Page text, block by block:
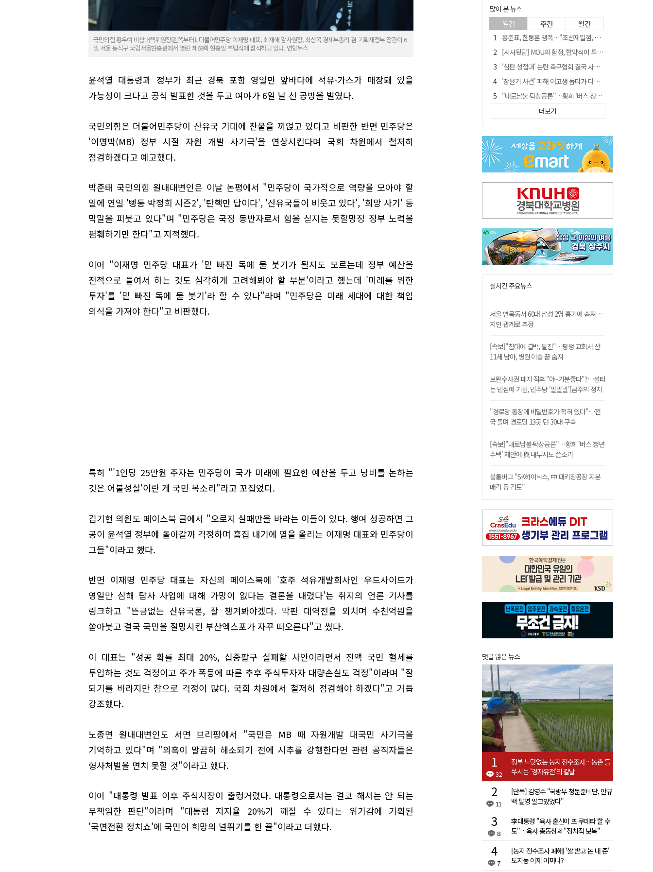
국민의힘 황우여 비상대책위원장(왼쪽부터), 더불어민주당 이재명 대표, 최재해 감사원장, 최상목 경제부총리 겸 기획재정부 장관이 6
일 서울 동작구 국립서울현충원에서 열린 제69회 현충일 추념식에 참석하고 있다. 연합뉴스
윤석열 대통령과 정부가 최근 경북 포항 영일만 앞바다에 석유·가스가 매장돼 있을
가능성이 크다고 공식 발표한 것을 두고 여야가 6일 날 선 공방을 벌였다.
국민의힘은 더불어민주당이 산유국 기대에 찬물을 끼얹고 있다고 비판한 반면 민주당은
'이명박(MB) 정부 시절 자원 개발 사기극'을 연상시킨다며 국회 차원에서 철저히
점검하겠다고 예고했다.
박준태 국민의힘 원내대변인은 이날 논평에서 "민주당이 국가적으로 역량을 모아야 할
일에 연일 '뻥통 박정희 시즌2', '탄핵만 답이다', '산유국들이 비웃고 있다', '희망 사기' 등
막말을 퍼붓고 있다"며 "민주당은 국정 동반자로서 힘을 싣지는 못할망정 정부 노력을
폄훼하기만 한다"고 지적했다.
이어 "이재명 민주당 대표가 '밑 빠진 독에 물 붓기가 될지도 모르는데 정부 예산을
전적으로 들여서 하는 것도 심각하게 고려해봐야 할 부분'이라고 했는데 '미래를 위한
투자'를 '밑 빠진 독에 물 붓기'라 할 수 있나"라며 "민주당은 미래 세대에 대한 책임
의식을 가져야 한다"고 비판했다.
특히 "'1인당 25만원 주자는 민주당이 국가 미래에 필요한 예산을 두고 낭비를 논하는
것은 어불성설'이란 게 국민 목소리"라고 꼬집었다.
김기현 의원도 페이스북 글에서 "오로지 실패만을 바라는 이들이 있다. 행여 성공하면 그
공이 윤석열 정부에 돌아갈까 걱정하며 흠집 내기에 열을 올리는 이재명 대표와 민주당이
그들"이라고 했다.
반면 이재명 민주당 대표는 자신의 페이스북에 '호주 석유개발회사인 우드사이드가
영일만 심해 탐사 사업에 대해 가망이 없다는 결론을 내렸다'는 취지의 언론 기사를
링크하고 "뜬금없는 산유국론, 잘 챙겨봐야겠다. 막판 대역전을 외치며 수천억원을
쏟아붓고 결국 국민을 절망시킨 부산엑스포가 자꾸 떠오른다"고 썼다.
이 대표는 "성공 확률 최대 20%, 십중팔구 실패할 사안이라면서 전액 국민 혈세를
투입하는 것도 걱정이고 주가 폭등에 따른 추후 주식투자자 대량손실도 걱정"이라며 "잘
되기를 바라지만 참으로 걱정이 많다. 국회 차원에서 철저히 점검해야 하겠다"고 거듭
강조했다.
노종면 원내대변인도 서면 브리핑에서 "국민은 MB 때 자원개발 대국민 사기극을
기억하고 있다"며 "의혹이 말끔히 해소되기 전에 시추를 강행한다면 관련 공직자들은
형사처벌을 면치 못할 것"이라고 했다.
이어 "대통령 발표 이후 주식시장이 출렁거렸다. 대통령으로서는 결코 해서는 안 되는
무책임한 판단"이라며 "대통령 지지율 20%가 깨질 수 있다는 위기감에 기획된
'국면전환 정치쇼'에 국민이 희망의 널뛰기를 한 꼴"이라고 더했다.
많이 본 뉴스
일간 주간 월간
홍준표, 한동훈 맹폭…"조선제일껌, 권력에 살고 권력에 죽었다"
[시사뒷담] MOU의 함정, 협약식이 투자 확정은 아니긴 해
'심판 성접대' 논란 축구협회 결국 사과…"깊이 반성, 쇄신하겠다"
'장윤기 사건' 피해 여고생 돕다가 다친 고교생, 의상자 인정
"내로남불·탁상공론"…황희 '버스 청년주택' 제안에 與 내부서도 쓴소리
"경로당 통장에 비밀번호가 적혀 있다"…전국 돌며 경로당 13곳 턴 30대 구속
예안향교 대성전, '국가지정 보물로 지정'
"침대에 결박, 탈진"…평생 교회서 산 11세 남아, 병원 이송 끝 숨져
거동 불편 모녀 덮친 새벽 화재…90대 어머니·60대 딸 숨져
더보기
실시간 주요뉴스
서울 면목동서 60대 남성 2명 흉기에 숨져…
지인 관계로 추정
[속보]"침대에 결박, 탈진"…평생 교회서 산
11세 남아, 병원 이송 끝 숨져
보완수사권 폐지 직후 "야~기분좋다"?…불타
는 민심에 기름, 민주당 '말말말'[금주의 정치
"경로당 통장에 비밀번호가 적혀 있다"…전
국 돌며 경로당 13곳 턴 30대 구속
[속보]"내로남불·탁상공론"…황희 '버스 청년
주택' 제안에 與 내부서도 쓴소리
블룸버그 "SK하이닉스, 中 패키징공장 지분
매각 등 검토"
댓글 많은 뉴스
32
정부 느닷없는 농지 전수조사…농촌 들
쑤시는 '경자유전'의 칼날
11
[단독] 김영수 "국방부 청문준비단, 안규
백 탈영 알고있었다"
8
李대통령 "육사 출신이 또 쿠데타 할 수
도"…육사 총동창회 "정치적 보복"
7
[농지 전수조사 폐해] '쌀 받고 논 내 준'
도지농 이제 어쩌나?